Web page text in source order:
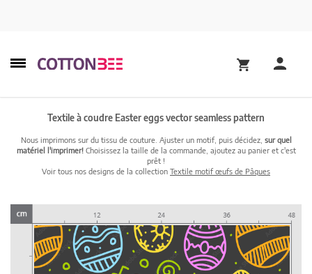
Textile à coudre Easter eggs vector seamless pattern
Nous imprimons sur du tissu de couture. Ajuster un motif, puis décidez, sur quel
matériel l'imprimer!Choisissez la taille de la commande, ajoutez au panier et c'est
prêt !
Voir tous nos designs de la collection Textile motif œufs de Pâques